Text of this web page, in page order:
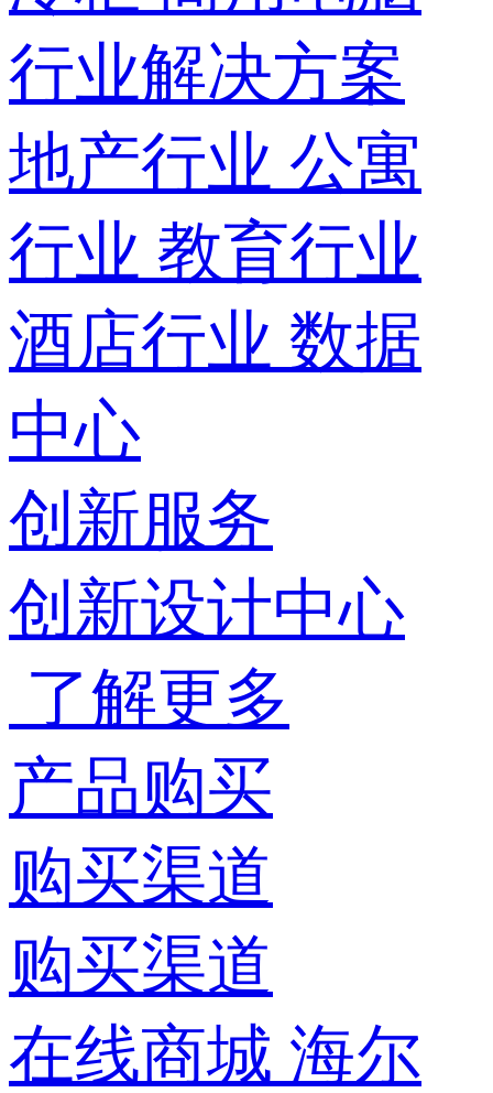
行业解决方案
地产行业 公寓
行业 教育行业
酒店行业 数据
中心
创新服务
创新设计中心
了解更多
产品购买
购买渠道
购买渠道
在线商城 海尔